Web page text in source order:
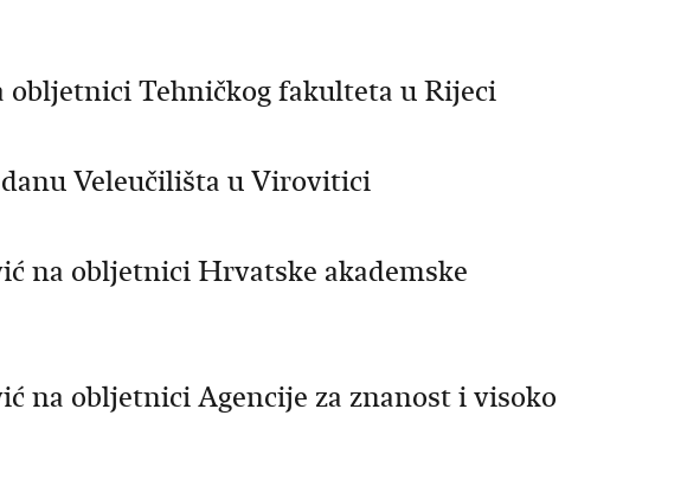
Tehničkog fakulteta u Rijeci
Veleučilišta u Virovitici
na obljetnici Hrvatske akademske
na obljetnici Agencije za znanost i visoko